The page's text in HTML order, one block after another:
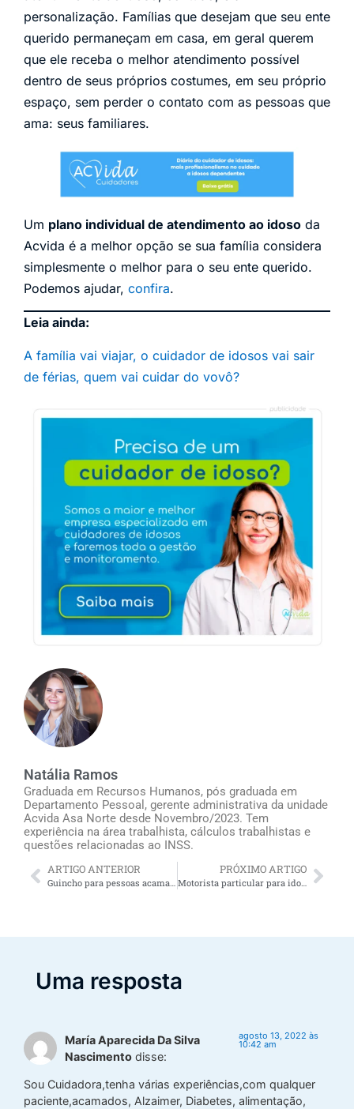
personalização. Famílias que desejam que seu ente
querido permaneçam em casa, em geral querem
que ele receba o melhor atendimento possível
dentro de seus próprios costumes, em seu próprio
espaço, sem perder o contato com as pessoas que
ama: seus familiares.
Um plano individual de atendimento ao idoso da
Acvida é a melhor opção se sua família considera
simplesmente o melhor para o seu ente querido.
Podemos ajudar, confira.
Leia ainda:
A família vai viajar, o cuidador de idosos vai sair
de férias, quem vai cuidar do vovô?
Natália Ramos
Graduada em Recursos Humanos, pós graduada em
Departamento Pessoal, gerente administrativa da unidade
Acvida Asa Norte desde Novembro/2023. Tem
experiência na área trabalhista, cálculos trabalhistas e
questões relacionadas ao INSS.
ARTIGO ANTERIOR
Guincho para pessoas acamadas: conheça este recurso valioso!
PRÓXIMO ARTIGO
Motorista particular para idosos: 3 opções para quem precisa se deslocar e não tem como dirigir
Uma resposta
María Aparecida Da Silva
Nascimento disse:
agosto 13, 2022 às
10:42 am
Sou Cuidadora,tenha várias experiências,com qualquer
paciente,acamados, Alzaimer, Diabetes, alimentação,